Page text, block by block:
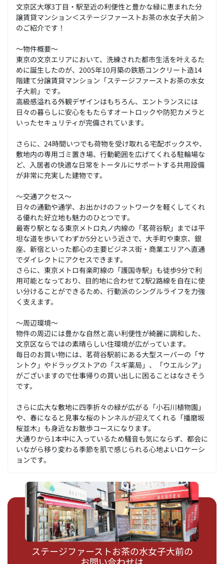
文京区大塚3丁目・駅至近の利便性と豊かな緑に恵まれた分
譲賃貸マンション＜ステージファーストお茶の水女子大前＞
のご紹介です！
～物件概要～
東京の文京エリアにおいて、洗練された都市生活を叶えるた
めに誕生したのが、2005年10月築の鉄筋コンクリート造14
階建て分譲賃貸マンション「ステージファーストお茶の水女
子大前」です。
高級感溢れる外観デザインはもちろん、エントランスには
日々の暮らしに安心をもたらすオートロックや防犯カメラと
いったセキュリティが完備されています。
さらに、24時間いつでも荷物を受け取れる宅配ボックスや、
敷地内の専用ゴミ置き場、行動範囲を広げてくれる駐輪場な
ど、入居者の快適な日常をトータルにサポートする共用設備
が非常に充実した建物です。
～交通アクセス～
日々の通勤や通学、お出かけのフットワークを軽くしてくれ
る優れた好立地も魅力のひとつです。
最寄り駅となる東京メトロ丸ノ内線の「茗荷谷駅」までは平
坦な道を歩いてわずか5分という近さで、大手町や東京、銀
座、新宿といった都心の主要ビジネス街・商業エリアへ直通
でダイレクトにアクセスできます。
さらに、東京メトロ有楽町線の「護国寺駅」も徒歩9分で利
用可能となっており、目的地に合わせて2駅2路線を自在に使
い分けることができるため、行動派のシングルライフを力強
く支えます。
～周辺環境～
物件の周辺には豊かな自然と高い利便性が綺麗に調和した、
文京区ならではの素晴らしい住環境が広がっています。
毎日のお買い物には、茗荷谷駅前にある大型スーパーの「サ
ントク」やドラッグストアの「スギ薬局」、「ウエルシア」
がございますので仕事帰りの買い出しに困ることはなさそう
です。
さらに広大な敷地に四季折々の緑が広がる「小石川植物園」
や、春になると見事な桜のトンネルが迎えてくれる「播磨坂
桜並木」も身近なお散歩コースになります。
大通りから1本中に入っているため騒音も気にならず、都会に
いながら移り変わる季節を肌で感じられる心地よいロケーシ
ョンです。
ステージファーストお茶の水女子大前の